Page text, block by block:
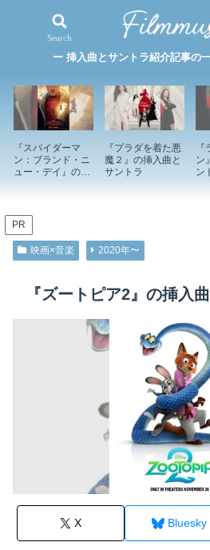
映画×音楽
ー 挿入曲とサントラ紹介記事の
『スパイダーマ
ン：ブランド・ニ
ュー・デイ』の挿
『プラダを着た悪
魔２』の挿入曲と
サントラ
ン
ン
PR
映画×音楽 2020年〜
『ズートピア2』の挿入
X Bluesky
Search